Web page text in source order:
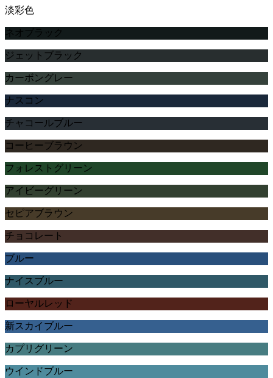
淡彩色
ネオブラック
ジェットブラック
カーボングレー
ナスコン
チャコールブルー
コーヒーブラウン
フォレストグリーン
アイビーグリーン
セピアブラウン
チョコレート
ブルー
ナイスブルー
ローヤルレッド
新スカイブルー
カプリグリーン
ウインドブルー